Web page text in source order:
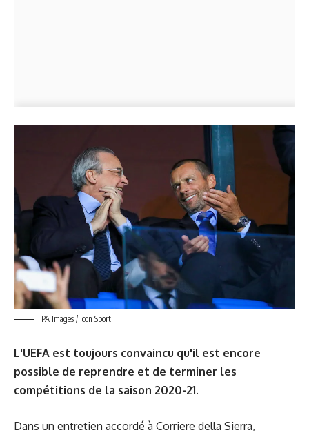
PA Images / Icon Sport
L'UEFA est toujours convaincu qu'il est encore
possible de reprendre et de terminer les
compétitions de la saison 2020-21.
Dans un entretien accordé à Corriere della Sierra,